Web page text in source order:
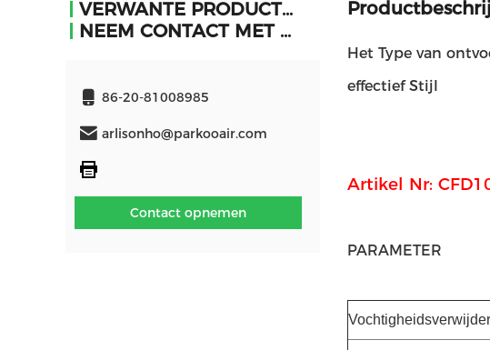
VERWANTE PRODUCTEN
NEEM CONTACT MET ONS OP
86-20-81008985
arlisonho@parkooair.com
Contact opnemen
Het Type van
effectief Stijl
Artikel Nr:
PARAMETER